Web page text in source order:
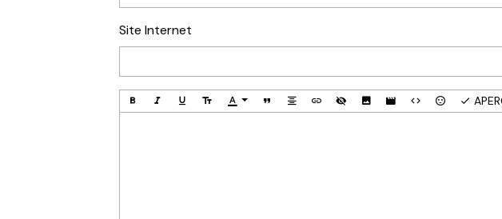
Site Internet